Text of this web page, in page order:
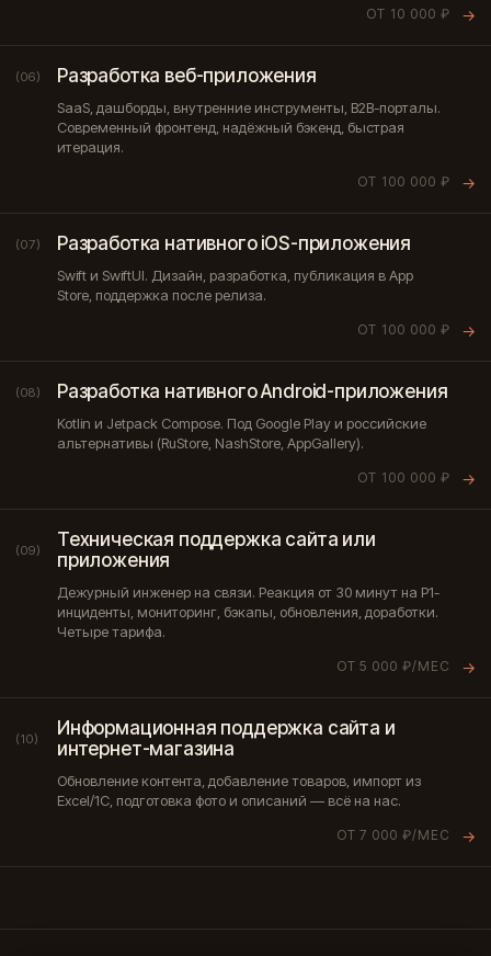
ОТ 10 000 ₽ →
(06) Разработка веб-приложения
SaaS, дашборды, внутренние инструменты, B2B-порталы.
Современный фронтенд, надёжный бэкенд, быстрая
итерация.
ОТ 100 000 ₽ →
(07) Разработка нативного iOS-приложения
Swift и SwiftUI. Дизайн, разработка, публикация в App
Store, поддержка после релиза.
ОТ 100 000 ₽ →
(08) Разработка нативного Android-приложения
Kotlin и Jetpack Compose. Под Google Play и российские
альтернативы (RuStore, NashStore, AppGallery).
ОТ 100 000 ₽ →
(09)
Техническая поддержка сайта или
приложения
Дежурный инженер на связи. Реакция от 30 минут на P1-
инциденты, мониторинг, бэкапы, обновления, доработки.
Четыре тарифа.
ОТ 5 000 ₽/МЕС →
(10)
Информационная поддержка сайта и
интернет-магазина
Обновление контента, добавление товаров, импорт из
Excel/1С, подготовка фото и описаний — всё на нас.
ОТ 7 000 ₽/МЕС →